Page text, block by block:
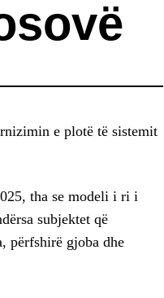
e plotë të sistemit
tha se modeli i ri i
subjektet që
përfshirë gjoba dhe